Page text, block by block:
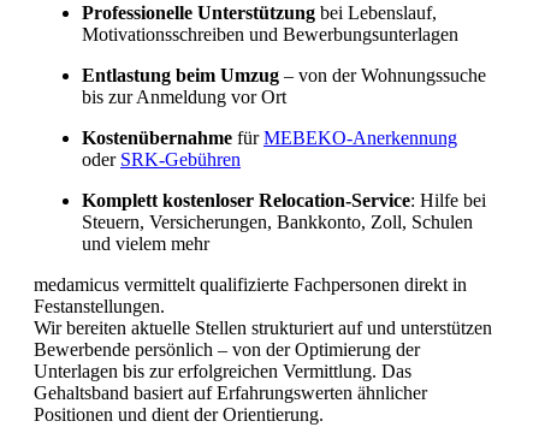
Professionelle Unterstützung bei Lebenslauf,
Motivationsschreiben und Bewerbungsunterlagen
Entlastung beim Umzug – von der Wohnungssuche
bis zur Anmeldung vor Ort
Kostenübernahme fürMEBEKO-Anerkennung
oder SRK-Gebühren
Komplett kostenloser Relocation-Service: Hilfe bei
Steuern, Versicherungen, Bankkonto, Zoll, Schulen
und vielem mehr
medamicus vermittelt qualifizierte Fachpersonen direkt in
Festanstellungen.
Wir bereiten aktuelle Stellen strukturiert auf und unterstützen
Bewerbende persönlich – von der Optimierung der
Unterlagen bis zur erfolgreichen Vermittlung. Das
Gehaltsband basiert auf Erfahrungswerten ähnlicher
Positionen und dient der Orientierung.